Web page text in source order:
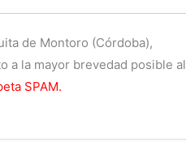
de Montoro (Córdoba),
a la mayor brevedad posible al
SPAM.